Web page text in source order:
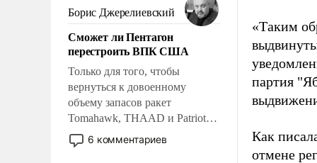
и ее реализация радикально
поднимет наши боевые
возможности.
Борис Джерелиевский
Сможет ли Пентагон
перестроить ВПК США
Только для того, чтобы
вернуться к довоенному
объему запасов ракет
Tomahawk, THAAD и Patriot
США потребуется более трех
лет. Даже небольшая война с
6 комментариев
«Таким
партия
Как
отмене